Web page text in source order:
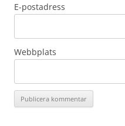
E-postadress
Webbplats